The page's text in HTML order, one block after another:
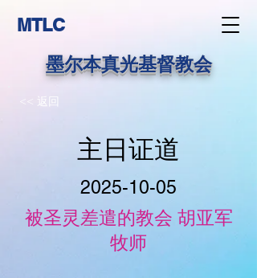
MTLC
墨尔本真光基督教会
<< 返回
主日证道
2025-10-05
被圣灵差遣的教会 胡亚军
牧师